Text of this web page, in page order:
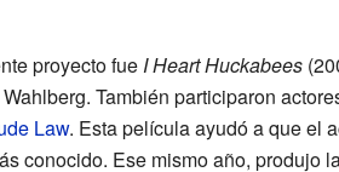
proyecto fue I Heart Huckabees
También participaron
Law. Esta película ayudó a que el
conocido. Ese mismo año, produjo